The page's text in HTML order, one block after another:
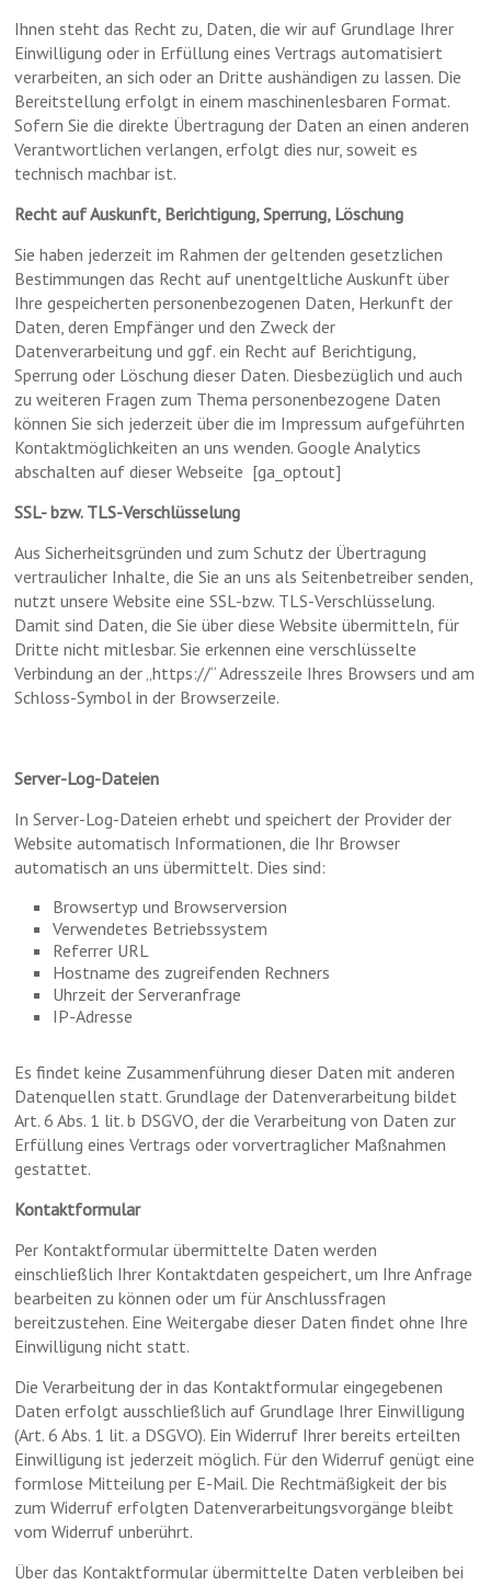
Ihnen steht das Recht zu, Daten, die wir auf Grundlage Ihrer
Einwilligung oder in Erfüllung eines Vertrags automatisiert
verarbeiten, an sich oder an Dritte aushändigen zu lassen. Die
Bereitstellung erfolgt in einem maschinenlesbaren Format.
Sofern Sie die direkte Übertragung der Daten an einen anderen
Verantwortlichen verlangen, erfolgt dies nur, soweit es
technisch machbar ist.
Recht auf Auskunft, Berichtigung, Sperrung, Löschung
Sie haben jederzeit im Rahmen der geltenden gesetzlichen
Bestimmungen das Recht auf unentgeltliche Auskunft über
Ihre gespeicherten personenbezogenen Daten, Herkunft der
Daten, deren Empfänger und den Zweck der
Datenverarbeitung und ggf. ein Recht auf Berichtigung,
Sperrung oder Löschung dieser Daten. Diesbezüglich und auch
zu weiteren Fragen zum Thema personenbezogene Daten
können Sie sich jederzeit über die im Impressum aufgeführten
Kontaktmöglichkeiten an uns wenden. Google Analytics
abschalten auf dieser Webseite [ga_optout]
SSL- bzw. TLS-Verschlüsselung
Aus Sicherheitsgründen und zum Schutz der Übertragung
vertraulicher Inhalte, die Sie an uns als Seitenbetreiber senden,
nutzt unsere Website eine SSL-bzw. TLS-Verschlüsselung.
Damit sind Daten, die Sie über diese Website übermitteln, für
Dritte nicht mitlesbar. Sie erkennen eine verschlüsselte
Verbindung an der „https://“ Adresszeile Ihres Browsers und am
Schloss-Symbol in der Browserzeile.
Server-Log-Dateien
In Server-Log-Dateien erhebt und speichert der Provider der
Website automatisch Informationen, die Ihr Browser
automatisch an uns übermittelt. Dies sind:
Browsertyp und Browserversion
Verwendetes Betriebssystem
Referrer URL
Hostname des zugreifenden Rechners
Uhrzeit der Serveranfrage
IP-Adresse
Es findet keine Zusammenführung dieser Daten mit anderen
Datenquellen statt. Grundlage der Datenverarbeitung bildet
Art. 6 Abs. 1 lit. b DSGVO, der die Verarbeitung von Daten zur
Erfüllung eines Vertrags oder vorvertraglicher Maßnahmen
gestattet.
Kontaktformular
Per Kontaktformular übermittelte Daten werden
einschließlich Ihrer Kontaktdaten gespeichert, um Ihre Anfrage
bearbeiten zu können oder um für Anschlussfragen
bereitzustehen. Eine Weitergabe dieser Daten findet ohne Ihre
Einwilligung nicht statt.
Die Verarbeitung der in das Kontaktformular eingegebenen
Daten erfolgt ausschließlich auf Grundlage Ihrer Einwilligung
(Art. 6 Abs. 1 lit. a DSGVO). Ein Widerruf Ihrer bereits erteilten
Einwilligung ist jederzeit möglich. Für den Widerruf genügt eine
formlose Mitteilung per E-Mail. Die Rechtmäßigkeit der bis
zum Widerruf erfolgten Datenverarbeitungsvorgänge bleibt
vom Widerruf unberührt.
Über das Kontaktformular übermittelte Daten verbleiben bei